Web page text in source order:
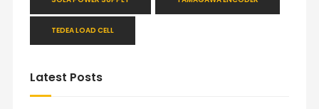
TEDEA LOAD CELL
Latest Posts